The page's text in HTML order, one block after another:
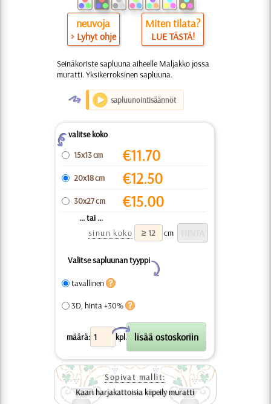
neuvoja
> Lyhyt ohje
Miten tilata?
LUE TÄSTÄ!
Seinäkoriste sapluuna aiheelle Maljakko jossa
muratti. Yksikerroksinen sapluuna.
O sapluunointisäännöt
Zvalitse koko
15x13 cm
€11.70
20x18 cm €12.50
30x27 cm €15.00
... tai ...
sinun koko
cm
Valitse sapluunan tyyppi
Y
tavallinen
3D, hinta +30%
määrä: kpl.
X
Sopivat mallit:
Kaari harjakattoisia kiipeily muratti